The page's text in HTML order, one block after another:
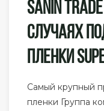
SANIN
Случаях
Пленки
Самый крупный
пленки Группа